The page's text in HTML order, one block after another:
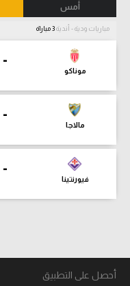
أمس
مباريات ودية - أندية
-
موناكو
-
مالاجا
-
فيورنتينا
أحصل على التطبيق